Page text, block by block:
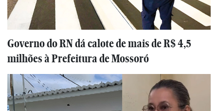
Governo do RN dá calote de mais de R$ 4,5
milhões à Prefeitura de Mossoró